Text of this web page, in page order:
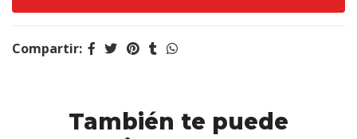
Compartir:
También te puede